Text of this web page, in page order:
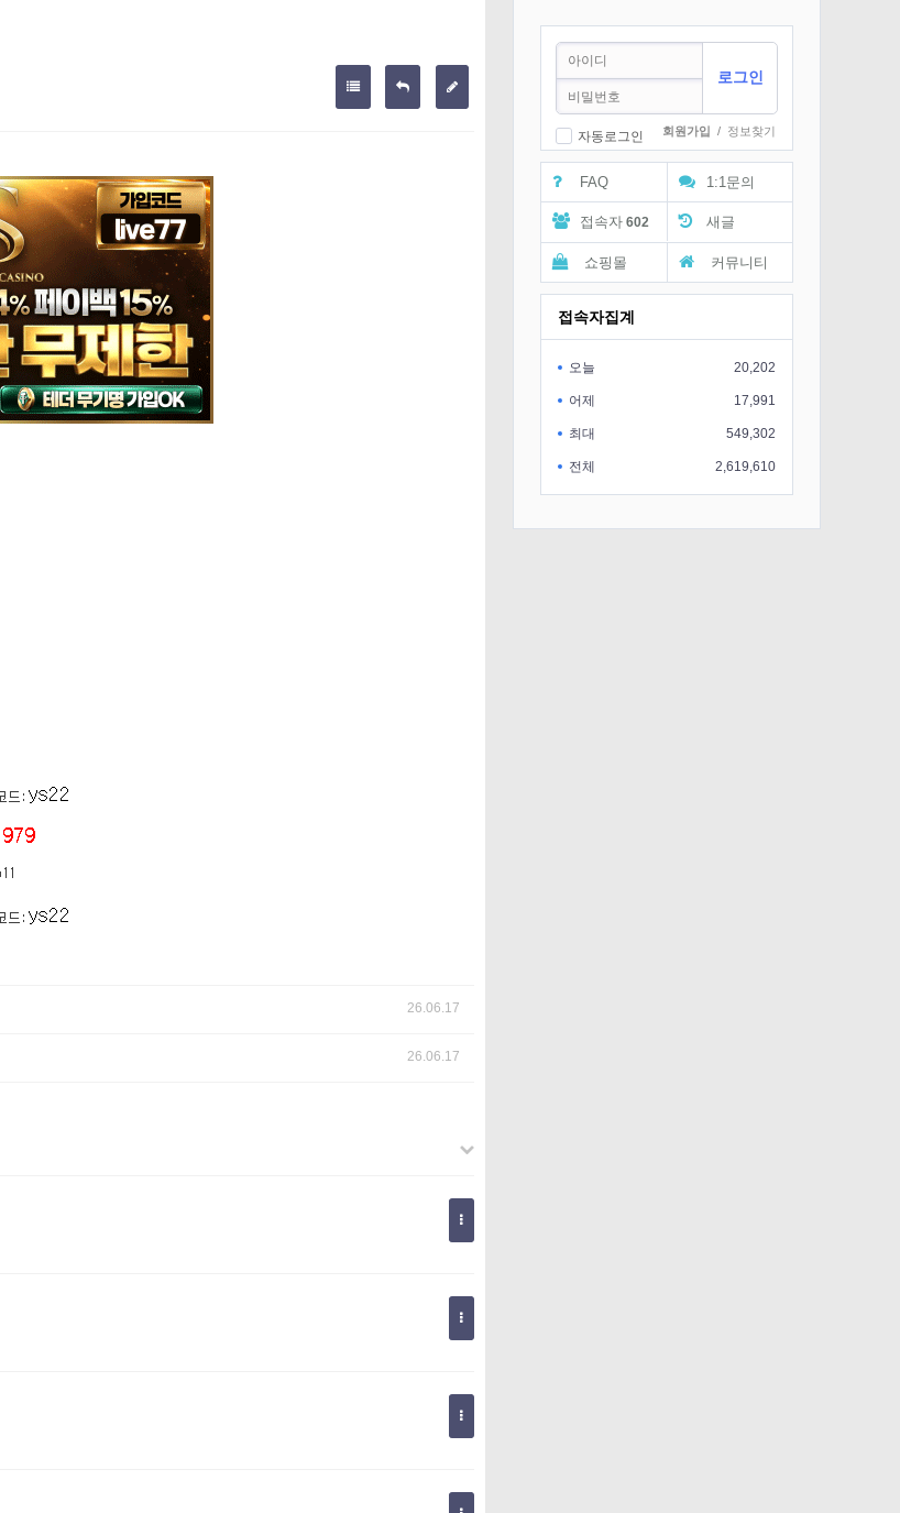
26.06.17
26.06.17
자동로그인 회원가입 / 정보찾기
FAQ 1:1문의
접속자 602 새글
쇼핑몰 커뮤니티
접속자집계
오늘 20,202
어제 17,991
최대 549,302
전체 2,619,610